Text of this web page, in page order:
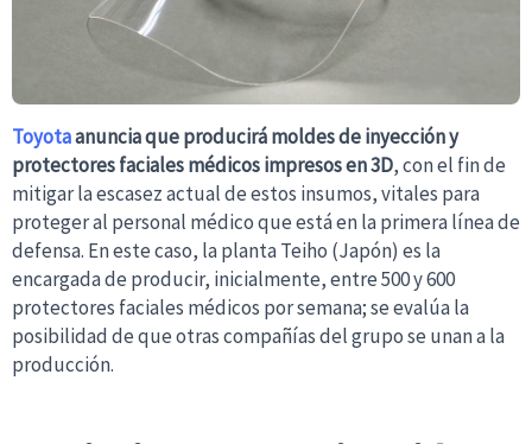
Toyotaanuncia que producirá moldes de inyección y
protectores faciales médicos impresos en 3D, con el fin de
mitigar la escasez actual de estos insumos, vitales para
proteger al personal médico que está en la primera línea de
defensa. En este caso, la planta Teiho (Japón) es la
encargada de producir, inicialmente, entre 500 y 600
protectores faciales médicos por semana; se evalúa la
posibilidad de que otras compañías del grupo se unan a la
producción.